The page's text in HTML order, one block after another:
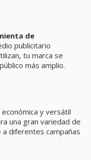
de
publicitario
tu marca se
más amplio.
y versátil
una gran variedad de
diferentes campañas